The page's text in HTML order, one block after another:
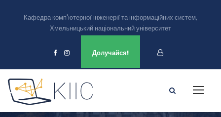
Кафедра комп'ютерної інженерії та інформаційних систем,
Хмельницький національний університет
Долучайся!